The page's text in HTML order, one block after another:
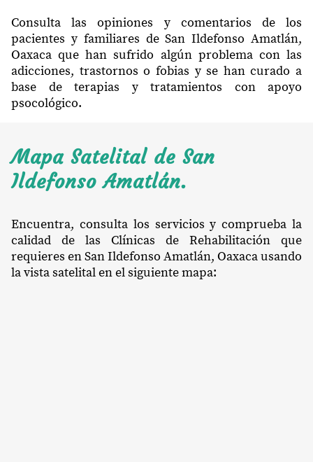
Consulta las opiniones y comentarios de los
pacientes y familiares de San Ildefonso Amatlán,
Oaxaca que han sufrido algún problema con las
adicciones, trastornos o fobias y se han curado a
base de terapias y tratamientos con apoyo
psocológico.
Mapa Satelital de San
Ildefonso Amatlán.
Encuentra, consulta los servicios y comprueba la
calidad de las Clínicas de Rehabilitación que
requieres en San Ildefonso Amatlán, Oaxaca usando
la vista satelital en el siguiente mapa: